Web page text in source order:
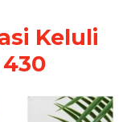
Keluli